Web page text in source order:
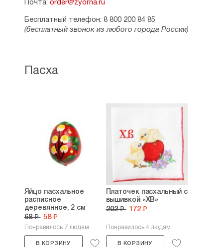
Почта: order@zyorna.ru
Бесплатный телефон: 8 800 200 84 85
(бесплатный звонок из любого города России)
Пасха
Яйцо пасхальное
расписное
деревянное, 2 см
68 ₽ 58 ₽
Понравилось 7 людям
В КОРЗИНУ
Платочек пасхальный с
вышивкой «ХВ»
202 ₽ 172 ₽
Понравилось 4 людям
В КОРЗИНУ